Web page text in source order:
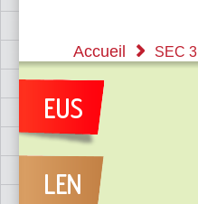
Accueil SEC 3